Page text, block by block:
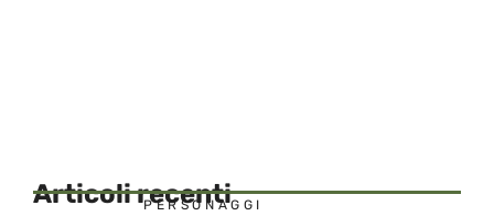
Articoli recenti
PERSONAGGI